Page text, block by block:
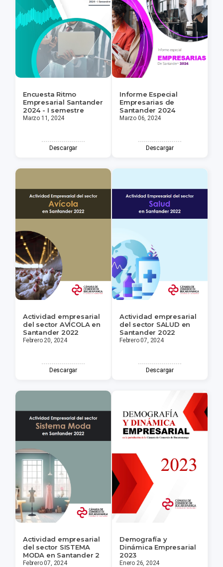
Encuesta Ritmo
Empresarial Santander
2024 - I semestre
Marzo 11, 2024
Descargar
Informe Especial
Empresarias de
Santander 2024
Marzo 06, 2024
Descargar
Actividad empresarial
del sector AVÍCOLA en
Santander 2022
Febrero 20, 2024
Descargar
Actividad empresarial
del sector SALUD en
Santander 2022
Febrero 07, 2024
Descargar
Actividad empresarial
del sector SISTEMA
MODA en Santander 2
Febrero 07, 2024
Demografía y
Dinámica Empresarial
2023
Enero 26, 2024